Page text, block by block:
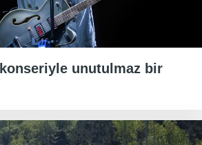
unutulmaz bir